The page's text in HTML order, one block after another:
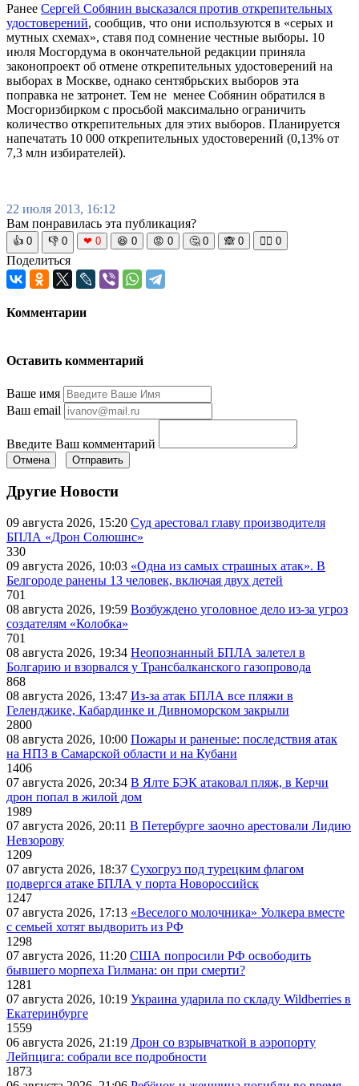
Ранее Сергей Собянин высказался против открепительных
удостоверений, сообщив, что они используются в «серых и
мутных схемах», ставя под сомнение честные выборы. 10
июля Мосгордума в окончательной редакции приняла
законопроект об отмене открепительных удостоверений на
выборах в Москве, однако сентябрьских выборов эта
поправка не затронет. Тем не менее Собянин обратился в
Мосгоризбирком с просьбой максимально ограничить
количество открепительных для этих выборов. Планируется
напечатать 10 000 открепительных удостоверений (0,13% от
7,3 млн избирателей).
22 июля 2013, 16:12
Вам понравилась эта публикация?
👍 0 👎 0 ❤ 0 😆 0 😡 0 🤔 0 🙈 0 🧘‍♀️ 0
Поделиться
Комментарии
Оставить комментарий
Ваше имя
Ваш email
Введите Ваш комментарий
Отмена Отправить
Другие Новости
09 августа 2026, 15:20 Суд арестовал главу производителя
БПЛА «Дрон Солюшнс»
330
09 августа 2026, 10:03 «Одна из самых страшных атак». В
Белгороде ранены 13 человек, включая двух детей
701
08 августа 2026, 19:59 Возбуждено уголовное дело из-за угроз
создателям «Колобка»
701
08 августа 2026, 19:34 Неопознанный БПЛА залетел в
Болгарию и взорвался у Трансбалканского газопровода
868
08 августа 2026, 13:47 Из-за атак БПЛА все пляжи в
Геленджике, Кабардинке и Дивноморском закрыли
2800
08 августа 2026, 10:00 Пожары и раненые: последствия атак
на НПЗ в Самарской области и на Кубани
1406
07 августа 2026, 20:34 В Ялте БЭК атаковал пляж, в Керчи
дрон попал в жилой дом
1989
07 августа 2026, 20:11 В Петербурге заочно арестовали Лидию
Невзорову
1209
07 августа 2026, 18:37 Сухогруз под турецким флагом
подвергся атаке БПЛА у порта Новороссийск
1247
07 августа 2026, 17:13 «Веселого молочника» Уолкера вместе
с семьей хотят выдворить из РФ
1298
07 августа 2026, 11:20 США попросили РФ освободить
бывшего морпеха Гилмана: он при смерти?
1281
07 августа 2026, 10:19 Украина ударила по складу Wildberries в
Екатеринбурге
1559
06 августа 2026, 21:19 Дрон со взрывчаткой в аэропорту
Лейпцига: собрали все подробности
1873